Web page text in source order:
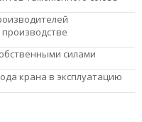
силами
крана в эксплуатацию